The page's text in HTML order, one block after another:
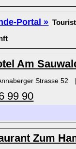
Portal »
Am
Strasse 52
99 90
Zum